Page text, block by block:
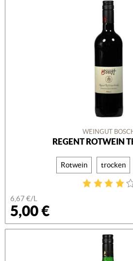
WEINGUT
REGENT ROTWEIN
Rotwein trocken
6,67 €/L
5,00 €